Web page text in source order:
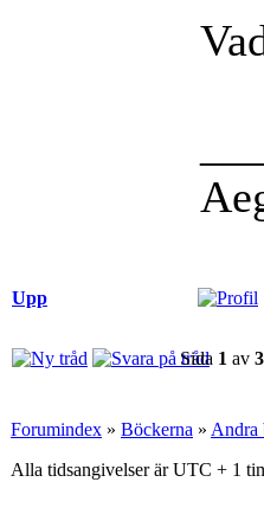
Upp
Sida 1 av 3
Forumindex » Böckerna » Andra
Alla tidsangivelser är UTC + 1